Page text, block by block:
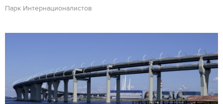
Парк Интернационалистов